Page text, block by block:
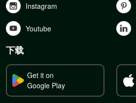
Instagram
Youtube
下载
Get it on
Google Play